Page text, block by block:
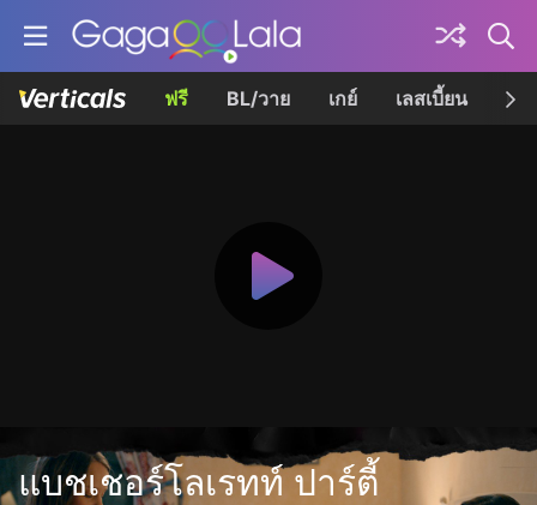
ฟรี BL/วาย เกย์ เลสเบี้ยน เค
แบชเชอร์โลเรทท์ ปาร์ตี้